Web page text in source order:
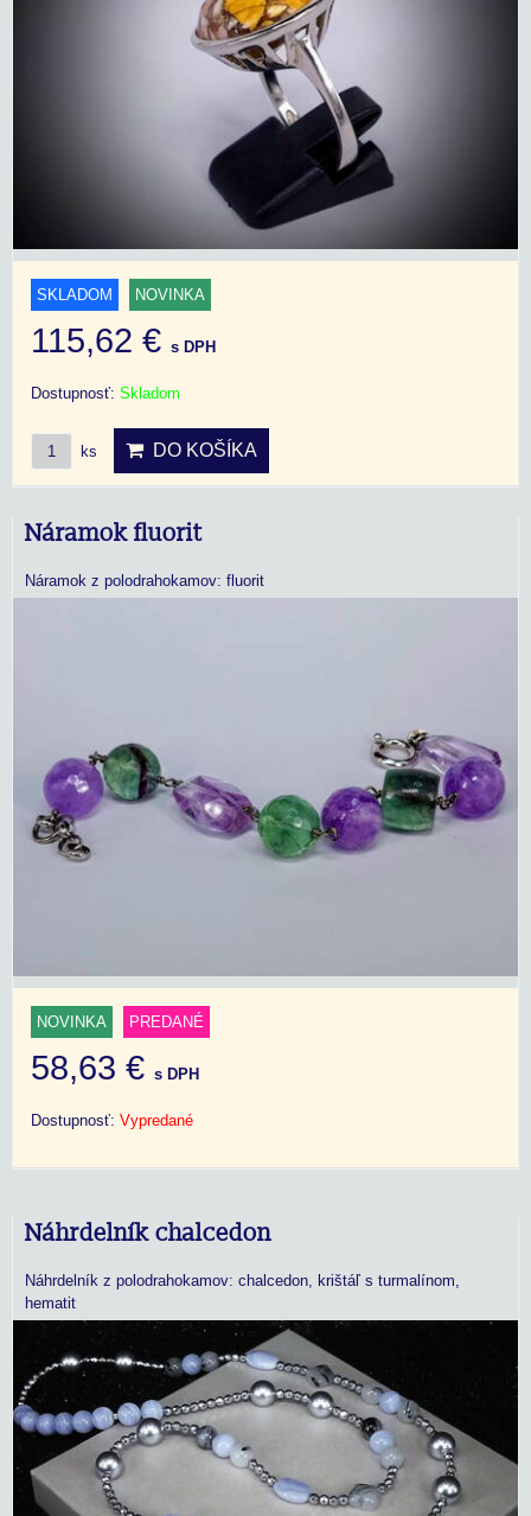
SKLADOM NOVINKA
115,62 € s DPH
Dostupnosť: Skladom
ks DO KOŠÍKA
Náramok fluorit
Náramok z polodrahokamov: fluorit
NOVINKA PREDANÉ
58,63 € s DPH
Dostupnosť: Vypredané
Náhrdelník chalcedon
Náhrdelník z polodrahokamov: chalcedon, krištáľ s turmalínom,
hematit